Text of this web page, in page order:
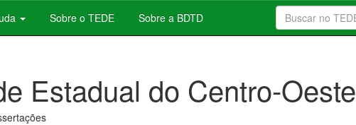
Sobre o TEDE Sobre a BDTD
Estadual do Centro-Oeste